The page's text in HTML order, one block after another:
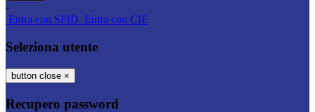
-
Entra con SPID Entra con CIE
Seleziona utente
button close ×
Recupero password